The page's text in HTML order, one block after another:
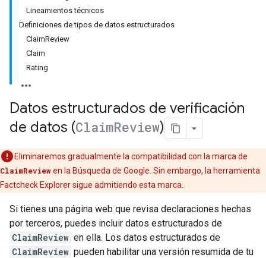
Lineamientos técnicos
Definiciones de tipos de datos estructurados
ClaimReview
Claim
Rating
Datos estructurados de verificación
de datos (ClaimReview)
Eliminaremos gradualmente la compatibilidad con la marca de
ClaimReviewen la Búsqueda de Google. Sin embargo, la herramienta
Factcheck Explorer sigue admitiendo esta marca.
Si tienes una página web que revisa declaraciones hechas
por terceros, puedes incluir datos estructurados de
ClaimReview en ella. Los datos estructurados de
ClaimReview pueden habilitar una versión resumida de tu